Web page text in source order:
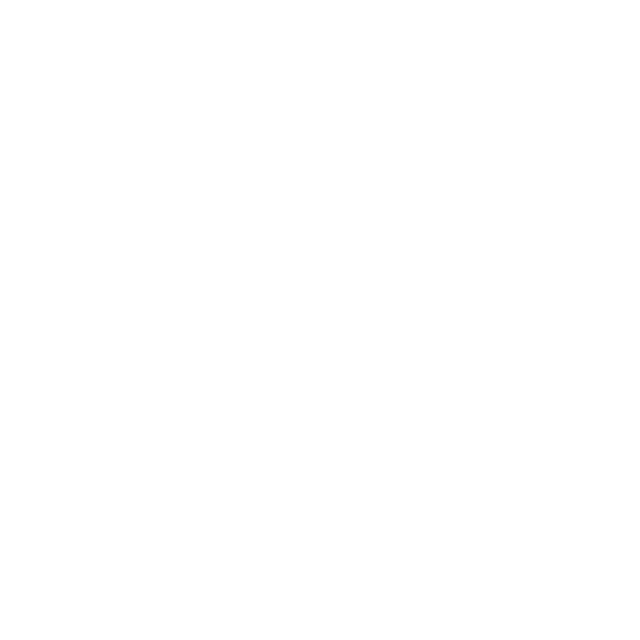
täglichen Tauchausfahrten im Oktober 2021!
der kleinen und auch großen Schätze, die unser schönes Rotes Meer zu bieten hat. Außerdem erzählen sie über all das, was sie auf
auf unseren mehrtägigen Minisafaris halten sie euch stets auf dem Laufenden. Egal, ob Early Morning Dive oder
Abu Nuhas oder an der Thistlegorm stehen auf dem Programm. Ob im Norden oder Süden, ihr seid mit an Bord!
erscheinen täglich! 365 Tage im Jahr könnt ihr mit uns zusammen auf die Reise gehen und im
täglichen Tauchausfahrten!
als gewohnt, deshalb jedoch nicht weniger motiviert auf den Weg zu unserer Einsteigertour.
den Weg nach „Carlsons Corner“, wo unser ersten Tauchgang stattfinden sollte. Auf dem
Wasser sprang. Mit so einem tollen Start in den Tag kann es ja nur so weiter gehen. In
einen Drift machen, die anderen entschieden sich für einen stationären Tauchgang, darunter auch
Muränen, Teppich-Krokodilfisch und vielen weiteren Schwärme bewundert hatten.
gedeckt. Nach einem leckeren Mittagessen machten wir eine kleine Mittagspause. Wir
Wasser ab. Jedoch verging nicht allzu lange Zeit bis die Glocke wieder klingelte und das kann
machten wir und auf den Weg nach Ham Ham. Diesmal entschieden sich alle für einen
eine kleine Schildkröte unseren Weg, die wohl einen dringenden Termin im Blauwasser hatte.
sahen wir erneut einen Schatten näher kommen, ein Adlerrochen zog anmutig seine Bahnen.
hinter ihm. Wir bewunderten seine schöne Marmorierung. Die Strömung drückte uns aber
der Einzige seiner Art der uns heute begegnete. Wir ließen uns über das Plateau treiben und
Zuerst den Vater und später dann Mama mit Kind, die auf einem Ausflug unterwegs
waren alle drei wunderschön, als sie in einer Formatierung schwammen, die aussah, als hätten